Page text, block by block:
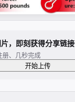
片，即刻获得分享链接
册、几秒完成
开始上传